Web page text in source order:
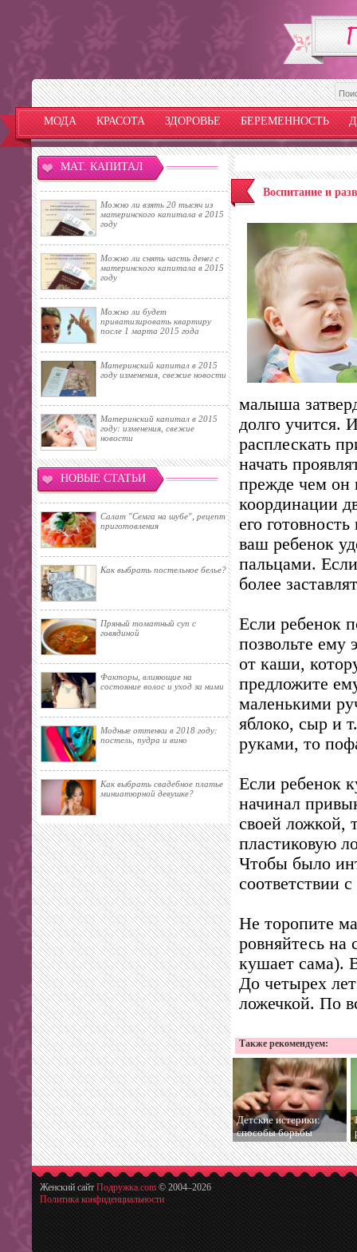
МОДА КРАСОТА ЗДОРОВЬЕ БЕРЕМЕННОСТЬ
МАТ. КАПИТАЛ
Можно ли взять 20 тысяч из
материнского капитала в 2015
году
Можно ли снять часть денег с
материнского капитала в 2015
году
Можно ли будет
приватизировать квартиру
после 1 марта 2015 года
Материнский капитал в 2015
году изменения, свежие новости
Материнский капитал в 2015
году: изменения, свежие
новости
НОВЫЕ СТАТЬИ
Салат "Семга на шубе", рецепт
приготовления
Как выбрать постельное белье?
Пряный томатный суп с
говядиной
Факторы, влияющие на
состояние волос и уход за ними
Модные оттенки в 2018 году:
постель, пудра и вино
Как выбрать свадебное платье
миниатюрной девушке?
Воспитание и
малыша
долго учится.
расплескать
начать
прежде чем он
координации
его
ваш ребенок
пальцами.
более
Если ребенок
позвольте ему
от каши,
предложите
маленькими
яблоко, сыр и
руками, то
Если ребенок
начинал
своей ложкой,
пластиковую
Чтобы было
соответствии
Не торопите
ровняйтесь на
кушает сама).
До четырех
ложечкой. По
Также рекомендуем:
Детские истерики:
способы борьбы
Женский сайт Подружка.com © 2004–2026
Политика конфиденциальности